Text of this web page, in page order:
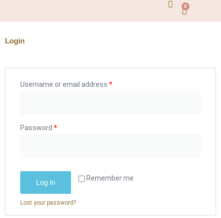
0
Login
Username or email address *
Password *
Remember me
Log in
Lost your password?